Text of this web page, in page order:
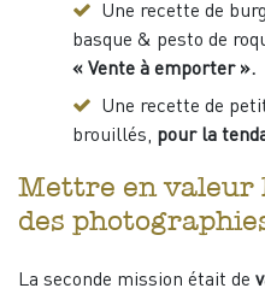
Une recette de
basque & pesto de
« Vente à emporter ».
Une recette de
brouillés, pour la
Mettre en valeur
des
La seconde mission était de